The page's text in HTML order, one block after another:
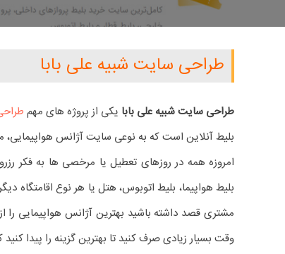
طراحی سایت شبیه علی بابا
طراحی سایت شبیه علی بابا یکی از پروژه های مهم
بلیط آنلاین است که به نوعی سایت آژانس
امروزه همه در روزهای تعطیل یا مرخصی ها به فکر
بلیط هواپیما، بلیط اتوبوس، هتل یا هر نوع اقامتگاه
مشتری قصد داشته باشید بهترین آژانس هواپیمایی را
وقت بسیار زیادی صرف کنید تا بهترین گزینه را پیدا